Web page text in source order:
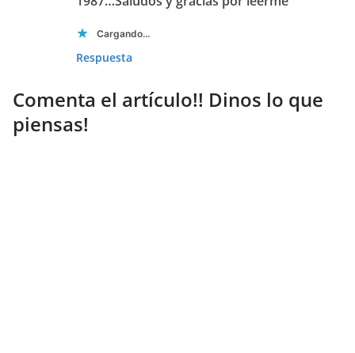
Cargando...
Respuesta
Comenta el artículo!! Dinos lo que
piensas!